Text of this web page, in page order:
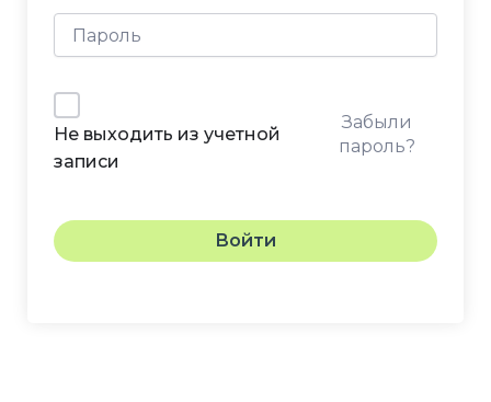
Не выходить из учетной
записи
Забыли
пароль?
Войти